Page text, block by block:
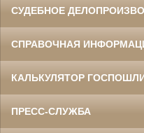
СУДЕБНОЕ
СПРАВОЧНАЯ
КАЛЬКУЛЯТОР
ПРЕСС-СЛУЖБА